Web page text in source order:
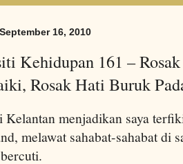
16, 2010
Kehidupan 161 –
Rosak Hati Buruk
Kelantan menjadikan saya
melawat sahabat-sahabat di